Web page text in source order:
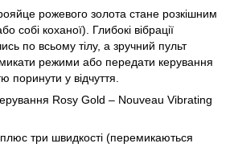
рожевого золота стане розкішним
собі коханої). Глибокі вібрації
по всьому тілу, а зручний пульт
режими або передати керування
поринути у відчуття.
Rosy Gold – Nouveau Vibrating
плюс три швидкості (перемикаються